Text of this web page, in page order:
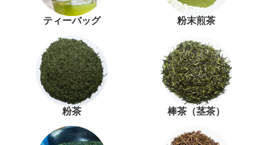
ティーバッグ 粉末煎茶
粉茶 棒茶（茎茶）